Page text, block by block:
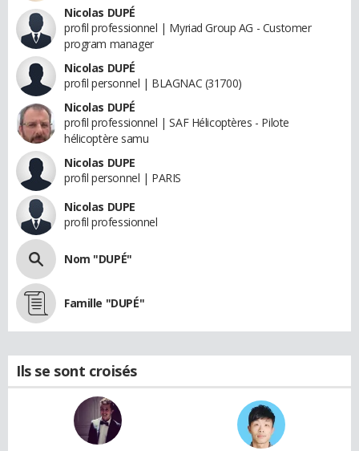
Nicolas DUPÉ
profil professionnel | Myriad Group AG - Customer
program manager
Nicolas DUPÉ
profil personnel | BLAGNAC (31700)
Nicolas DUPÉ
profil professionnel | SAF Hélicoptères - Pilote
hélicoptère samu
Nicolas DUPE
profil personnel | PARIS
Nicolas DUPE
profil professionnel
Nom "DUPÉ"
Famille "DUPÉ"
Ils se sont croisés